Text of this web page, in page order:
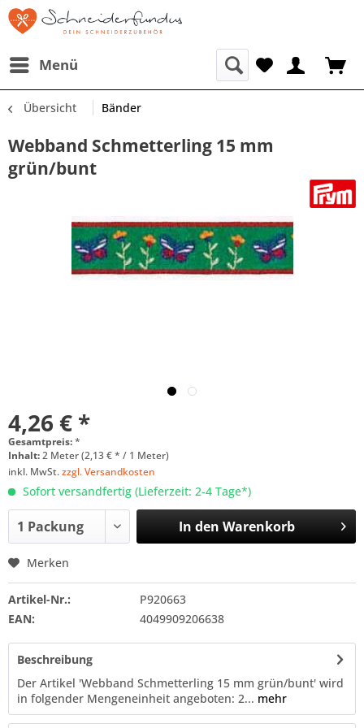
Menü
Übersicht Bänder
Webband Schmetterling 15 mm
grün/bunt
4,26 € *
Gesamtpreis:*
Inhalt:2 Meter (2,13 € * / 1 Meter)
inkl. MwSt.zzgl. Versandkosten
Sofort versandfertig (Lieferzeit: 2-4 Tage*)
In den Warenkorb
Merken
Artikel-Nr.:
P920663
EAN:
4049909206638
Beschreibung
Der Artikel 'Webband Schmetterling 15 mm grün/bunt' wird
in folgender Mengeneinheit angeboten: 2... mehr